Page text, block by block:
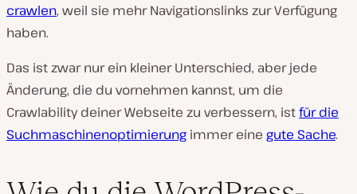
crawlen, weil sie mehr Navigationslinks zur Verfügung
haben.
Das ist zwar nur ein kleiner Unterschied, aber jede
Änderung, die du vornehmen kannst, um die
Crawlability deiner Webseite zu verbessern, istfür die
Suchmaschinenoptimierung immer eine gute Sache.